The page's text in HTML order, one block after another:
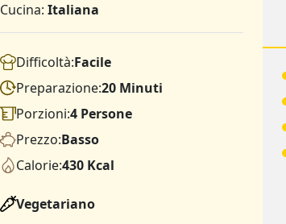
Cucina: Italiana
Difficoltà:Facile
Preparazione:20 Minuti
Porzioni:4 Persone
Prezzo:Basso
Calorie:430 Kcal
Vegetariano